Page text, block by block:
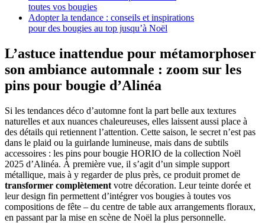
toutes vos bougies
Adopter la tendance : conseils et inspirations
pour des bougies au top jusqu’à Noël
L’astuce inattendue pour métamorphoser
son ambiance automnale : zoom sur les
pins pour bougie d’Alinéa
Si les tendances déco d’automne font la part belle aux textures
naturelles et aux nuances chaleureuses, elles laissent aussi place à
des détails qui retiennent l’attention. Cette saison, le secret n’est pas
dans le plaid ou la guirlande lumineuse, mais dans de subtils
accessoires : les pins pour bougie HORIO de la collection Noël
2025 d’Alinéa. À première vue, il s’agit d’un simple support
métallique, mais à y regarder de plus près, ce produit promet de
transformer complètement votre décoration. Leur teinte dorée et
leur design fin permettent d’intégrer vos bougies à toutes vos
compositions de fête – du centre de table aux arrangements floraux,
en passant par la mise en scène de Noël la plus personnelle.